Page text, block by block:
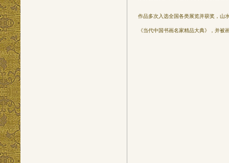
作品多次入选全国各类展览并获奖，山
《当代中国书画名家精品大典》，并被